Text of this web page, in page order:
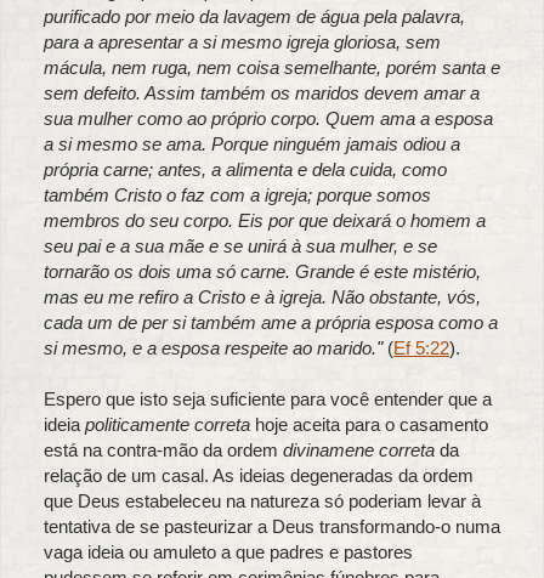
purificado por meio da lavagem de água pela palavra,
para a apresentar a si mesmo igreja gloriosa, sem
mácula, nem ruga, nem coisa semelhante, porém santa e
sem defeito. Assim também os maridos devem amar a
sua mulher como ao próprio corpo. Quem ama a esposa
a si mesmo se ama. Porque ninguém jamais odiou a
própria carne; antes, a alimenta e dela cuida, como
também Cristo o faz com a igreja; porque somos
membros do seu corpo. Eis por que deixará o homem a
seu pai e a sua mãe e se unirá à sua mulher, e se
tornarão os dois uma só carne. Grande é este mistério,
mas eu me refiro a Cristo e à igreja. Não obstante, vós,
cada um de per si também ame a própria esposa como a
si mesmo, e a esposa respeite ao marido." (Ef 5:22).
Espero que isto seja suficiente para você entender que a
ideia politicamente correta hoje aceita para o casamento
está na contra-mão da ordem divinamene correta da
relação de um casal. As ideias degeneradas da ordem
que Deus estabeleceu na natureza só poderiam levar à
tentativa de se pasteurizar a Deus transformando-o numa
vaga ideia ou amuleto a que padres e pastores